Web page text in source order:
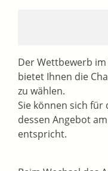
Der Wettbewerb
bietet Ihnen die
zu wählen.
Sie können sich für
dessen Angebot
entspricht.